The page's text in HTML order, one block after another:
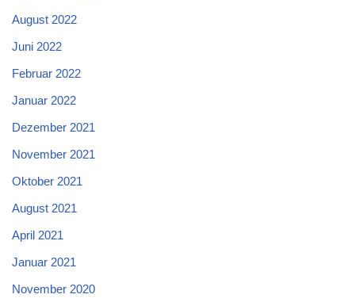
August 2022
Juni 2022
Februar 2022
Januar 2022
Dezember 2021
November 2021
Oktober 2021
August 2021
April 2021
Januar 2021
November 2020